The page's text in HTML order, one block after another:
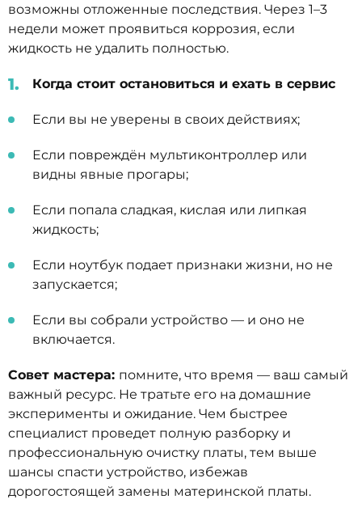
возможны отложенные последствия. Через 1–3
недели может проявиться коррозия, если
жидкость не удалить полностью.
Когда стоит остановиться и ехать в сервис
Если вы не уверены в своих действиях;
Если повреждён мультиконтроллер или
видны явные прогары;
Если попала сладкая, кислая или липкая
жидкость;
Если ноутбук подает признаки жизни, но не
запускается;
Если вы собрали устройство — и оно не
включается.
Совет мастера: помните, что время — ваш самый
важный ресурс. Не тратьте его на домашние
эксперименты и ожидание. Чем быстрее
специалист проведет полную разборку и
профессиональную очистку платы, тем выше
шансы спасти устройство, избежав
дорогостоящей замены материнской платы.